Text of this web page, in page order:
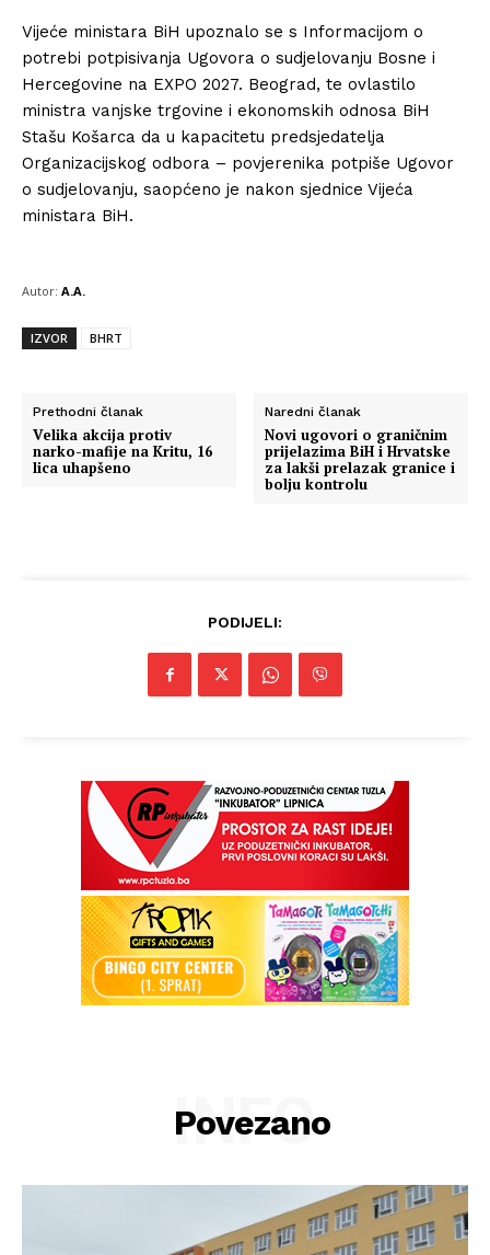
Vijeće ministara BiH upoznalo se s Informacijom o
potrebi potpisivanja Ugovora o sudjelovanju Bosne i
Hercegovine na EXPO 2027. Beograd, te ovlastilo
ministra vanjske trgovine i ekonomskih odnosa BiH
Stašu Košarca da u kapacitetu predsjedatelja
Organizacijskog odbora – povjerenika potpiše Ugovor
o sudjelovanju, saopćeno je nakon sjednice Vijeća
ministara BiH.
Autor: A.A.
IZVOR BHRT
Prethodni članak
Velika akcija protiv
narko-mafije na Kritu, 16
lica uhapšeno
Naredni članak
Novi ugovori o graničnim
prijelazima BiH i Hrvatske
za lakši prelazak granice i
bolju kontrolu
PODIJELI:
Povezano
INFO